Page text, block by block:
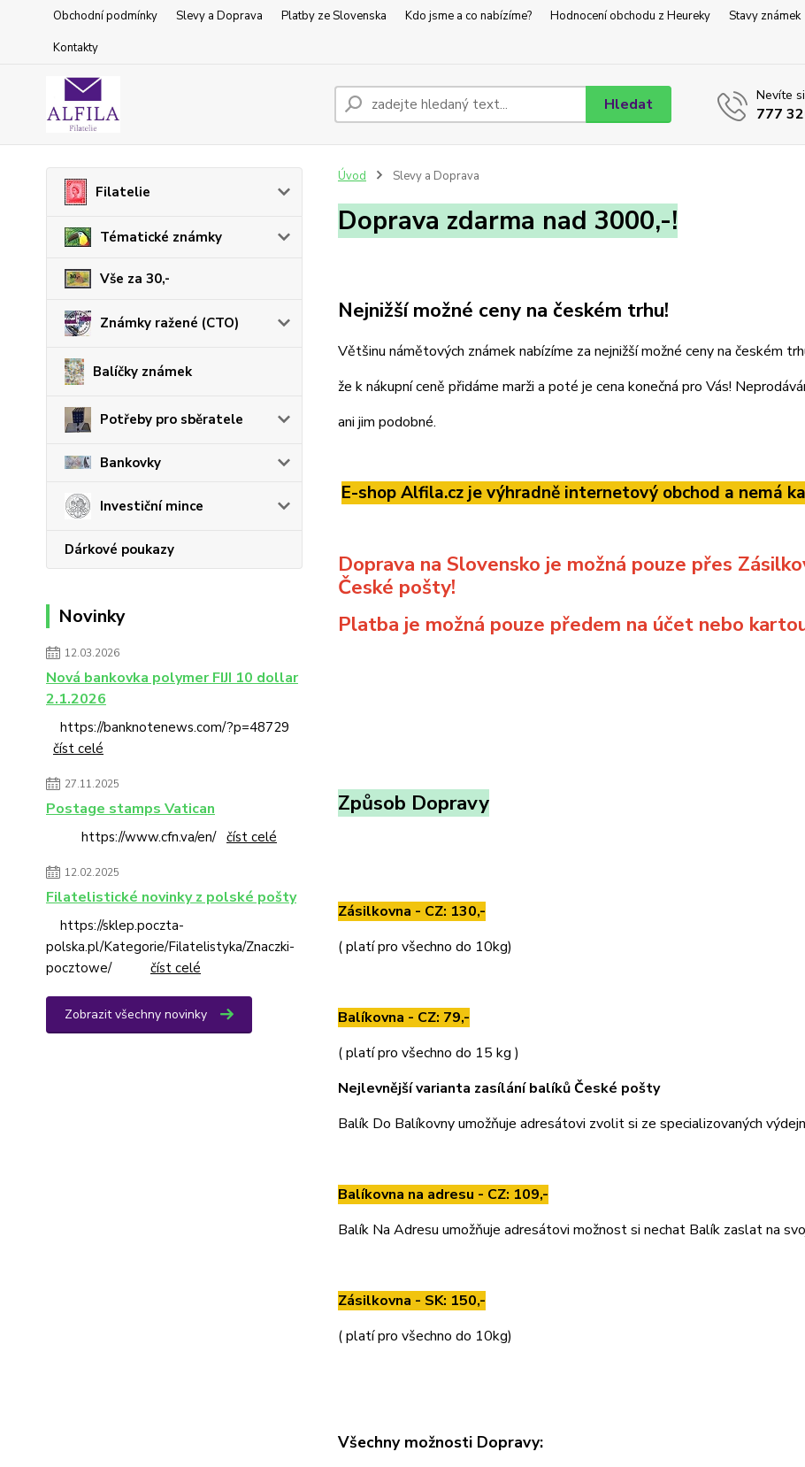
Obchodní podmínky Slevy a Doprava Platby ze Slovenska Kdo jsme a co nabízíme? Hodnocení obchodu z Heureky
Stavy známek
Kontakty
Hledat Nevíte
777
Filatelie
Tématické známky
Vše za 30,-
Známky ražené (CTO)
Balíčky známek
Potřeby pro sběratele
Bankovky
Investiční mince
Dárkové poukazy
Novinky
12.03.2026
Nová bankovka polymer FIJI 10 dollar
2.1.2026
https://banknotenews.com/?p=48729
číst celé
27.11.2025
Postage stamps Vatican
https://www.cfn.va/en/ číst celé
12.02.2025
Filatelistické novinky z polské pošty
https://sklep.poczta-
polska.pl/Kategorie/Filatelistyka/Znaczki-
pocztowe/ číst celé
Zobrazit všechny novinky
Úvod Slevy a Doprava
Doprava zdarma nad 3000,-!
Nejnižší možné ceny na českém trhu!
Většinu námětových známek nabízíme za nejnižší možné ceny na českém
že k nákupní ceně přidáme marži a poté je cena konečná pro Vás!
ani jim podobné.
E-shop Alfila.cz je výhradně internetový obchod a nemá
Doprava na Slovensko je možná pouze přes
České pošty!
Platba je možná pouze předem na účet nebo
Způsob Dopravy
Zásilkovna - CZ: 130,-
( platí pro všechno do 10kg)
Balíkovna - CZ: 79,-
( platí pro všechno do 15 kg )
Nejlevnější varianta zasílání balíků České pošty
Balík Do Balíkovny umožňuje adresátovi zvolit si ze specializovaných
Balíkovna na adresu - CZ: 109,-
Balík Na Adresu umožňuje adresátovi možnost si nechat Balík zaslat na
Zásilkovna - SK: 150,-
( platí pro všechno do 10kg)
Všechny možnosti Dopravy: